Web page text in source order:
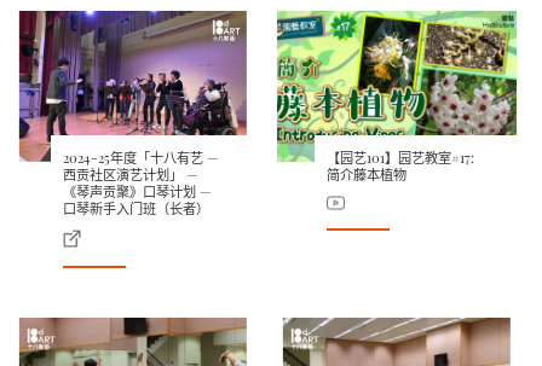
2024-25年度「十八有艺 —
西贡社区演艺计划」 —
《琴声贡聚》口琴计划 —
口琴新手入门班（长者）
【园艺101】园艺教室#17:
简介藤本植物